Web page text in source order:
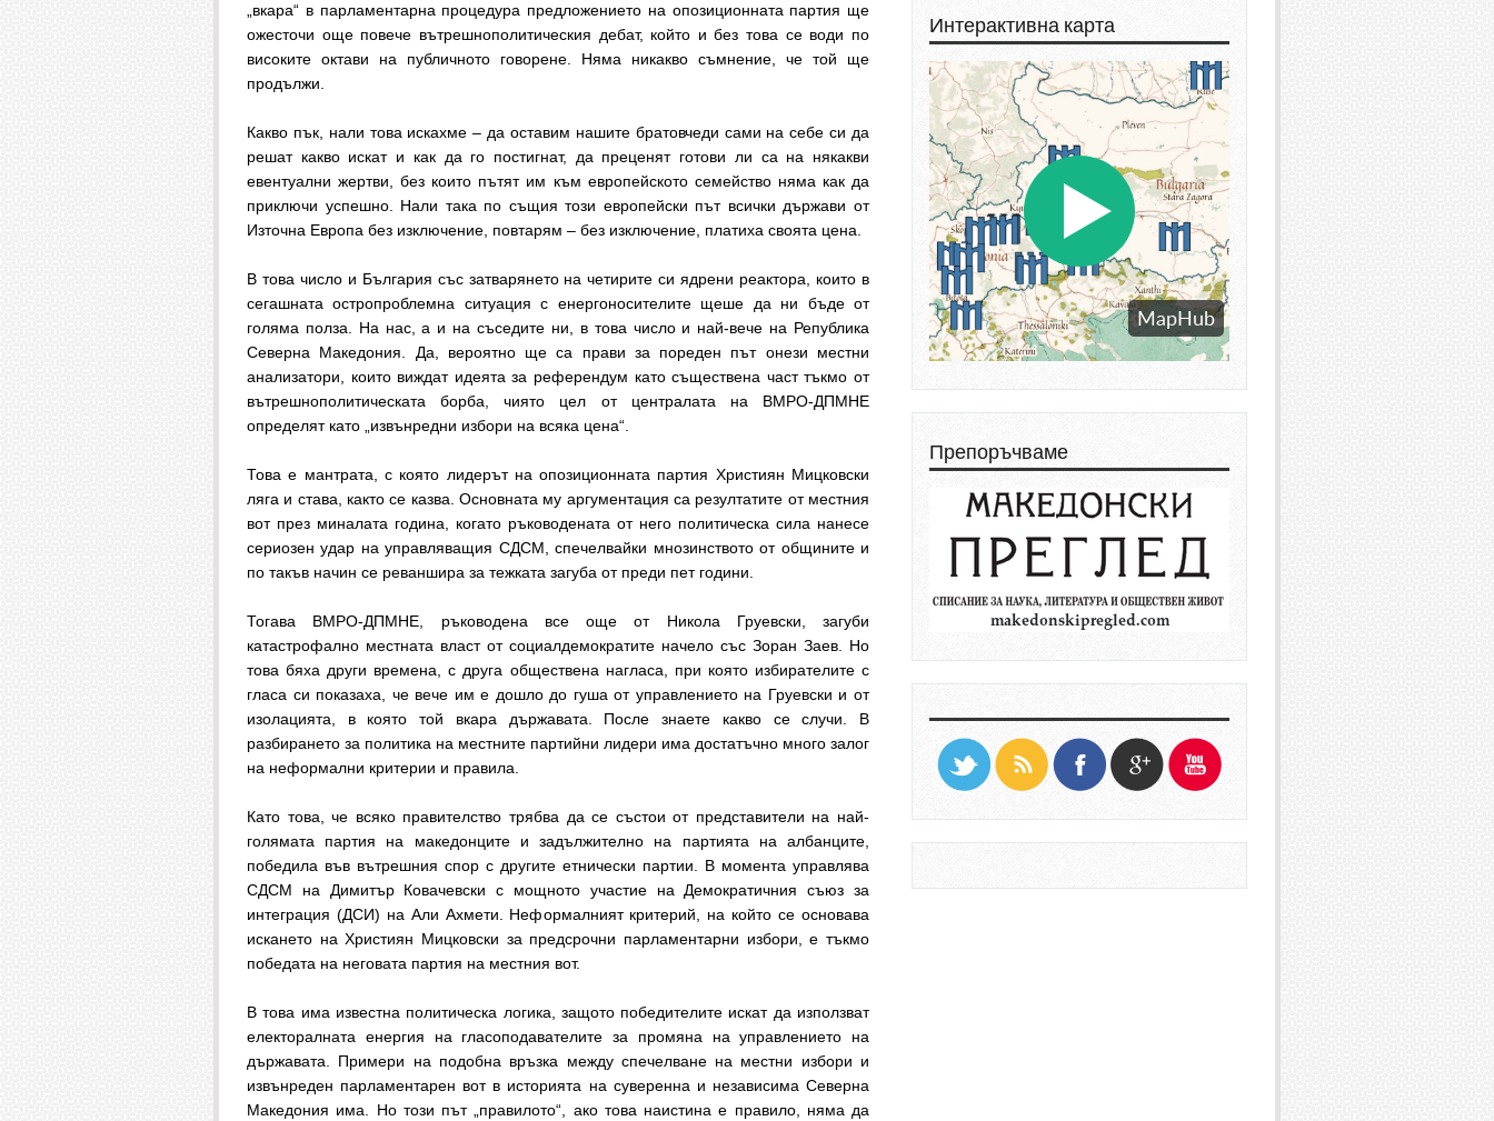
„вкара“ в парламентарна процедура предложението на опозиционната партия ще
ожесточи още повече вътрешнополитическия дебат, който и без това се води по
високите октави на публичното говорене. Няма никакво съмнение, че той ще
продължи.
Какво пък, нали това искахме – да оставим нашите братовчеди сами на себе си да
решат какво искат и как да го постигнат, да преценят готови ли са на някакви
евентуални жертви, без които пътят им към европейското семейство няма как да
приключи успешно. Нали така по същия този европейски път всички държави от
Източна Европа без изключение, повтарям – без изключение, платиха своята цена.
В това число и България със затварянето на четирите си ядрени реактора, които в
сегашната остропроблемна ситуация с енергоносителите щеше да ни бъде от
голяма полза. На нас, а и на съседите ни, в това число и най-вече на Република
Северна Македония. Да, вероятно ще са прави за пореден път онези местни
анализатори, които виждат идеята за референдум като съществена част тъкмо от
вътрешнополитическата борба, чиято цел от централата на ВМРО-ДПМНЕ
определят като „извънредни избори на всяка цена“.
Това е мантрата, с която лидерът на опозиционната партия Християн Мицковски
ляга и става, както се казва. Основната му аргументация са резултатите от местния
вот през миналата година, когато ръководената от него политическа сила нанесе
сериозен удар на управляващия СДСМ, спечелвайки мнозинството от общините и
по такъв начин се реваншира за тежката загуба от преди пет години.
Тогава ВМРО-ДПМНЕ, ръководена все още от Никола Груевски, загуби
катастрофално местната власт от социалдемократите начело със Зоран Заев. Но
това бяха други времена, с друга обществена нагласа, при която избирателите с
гласа си показаха, че вече им е дошло до гуша от управлението на Груевски и от
изолацията, в която той вкара държавата. После знаете какво се случи. В
разбирането за политика на местните партийни лидери има достатъчно много залог
на неформални критерии и правила.
Като това, че всяко правителство трябва да се състои от представители на най-
голямата партия на македонците и задължително на партията на албанците,
победила във вътрешния спор с другите етнически партии. В момента управлява
СДСМ на Димитър Ковачевски с мощното участие на Демократичния съюз за
интеграция (ДСИ) на Али Ахмети. Неформалният критерий, на който се основава
искането на Християн Мицковски за предсрочни парламентарни избори, е тъкмо
победата на неговата партия на местния вот.
В това има известна политическа логика, защото победителите искат да използват
електоралната енергия на гласоподавателите за промяна на управлението на
държавата. Примери на подобна връзка между спечелване на местни избори и
извънреден парламентарен вот в историята на суверенна и независима Северна
Македония има. Но този път „правилото“, ако това наистина е правило, няма да
Интерактивна карта
Препоръчваме